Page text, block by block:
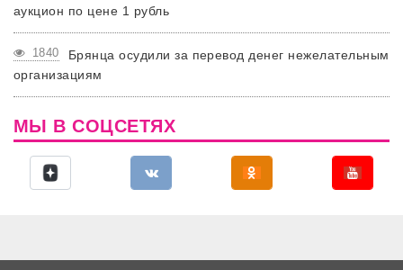
аукцион по цене 1 рубль
1840
Брянца осудили за перевод денег нежелательным
организациям
МЫ В СОЦСЕТЯХ